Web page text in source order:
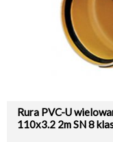
Rura PVC-U
110x3.2 2m SN 8